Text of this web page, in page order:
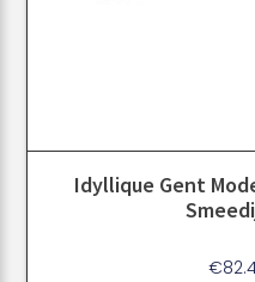
Idyllique Gent
€